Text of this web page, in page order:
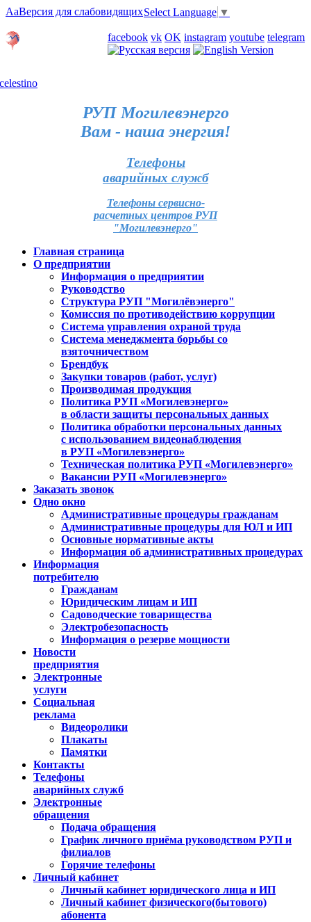
AaВерсия для слабовидящихSelect Language ▼
facebook vk OK instagram youtube telegram
РУП Могилевэнерго
Вам - наша энергия!
Телефоны
аварийных служб
Телефоны сервисно-
расчетных центров РУП
"Могилевэнерго"
Главная страница
О предприятии
Информация о предприятии
Руководство
Структура РУП "Могилёвэнерго"
Комиссия по противодействию коррупции
Система управления охраной труда
Система менеджмента борьбы со
взяточничеством
Брендбук
Закупки товаров (работ, услуг)
Производимая продукция
Политика РУП «Могилевэнерго»
в области защиты персональных данных
Политика обработки персональных данных
с использованием видеонаблюдения
в РУП «Могилевэнерго»
Техническая политика РУП «Могилевэнерго»
Вакансии РУП «Могилевэнерго»
Заказать звонок
Одно окно
Административные процедуры гражданам
Административные процедуры для ЮЛ и ИП
Основные нормативные акты
Информация об административных процедурах
Информация
потребителю
Гражданам
Юридическим лицам и ИП
Садоводческие товарищества
Электробезопасность
Информация о резерве мощности
Новости
предприятия
Электронные
услуги
Социальная
реклама
Видеоролики
Плакаты
Памятки
Контакты
Телефоны
аварийных служб
Электронные
обращения
Подача обращения
График личного приёма руководством РУП и
филиалов
Горячие телефоны
Личный кабинет
Личный кабинет юридического лица и ИП
Личный кабинет физического(бытового)
абонента